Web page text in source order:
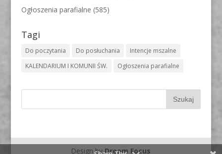
Ogłoszenia parafialne (585)
Tagi
Do poczytania Do posłuchania
Intencje mszalne
KALENDARIUM I KOMUNII ŚW.
Ogłoszenia parafialne
Design byDream Focus